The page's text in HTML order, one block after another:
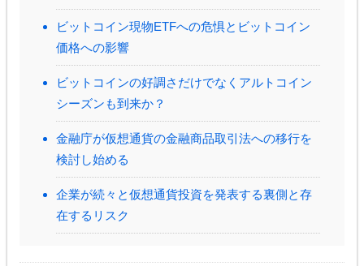
ビットコイン現物ETFへの危惧とビットコイン
価格への影響
ビットコインの好調さだけでなくアルトコイン
シーズンも到来か？
金融庁が仮想通貨の金融商品取引法への移行を
検討し始める
企業が続々と仮想通貨投資を発表する裏側と存
在するリスク